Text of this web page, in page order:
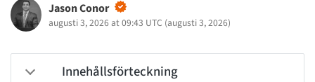
Jason Conor
augusti 3, 2026 at 09:43 UTC (augusti 3, 2026)
Innehållsförteckning